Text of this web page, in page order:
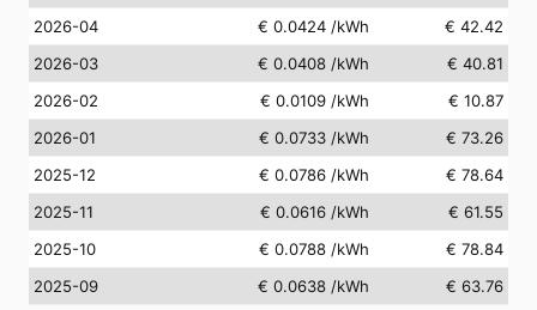
2026-04
€ 0.0424 /kWh
€ 42.42
2026-03
€ 0.0408 /kWh
€ 40.81
2026-02
€ 0.0109 /kWh
€ 10.87
2026-01
€ 0.0733 /kWh
€ 73.26
2025-12
€ 0.0786 /kWh
€ 78.64
2025-11
€ 0.0616 /kWh
€ 61.55
2025-10
€ 0.0788 /kWh
€ 78.84
2025-09
€ 0.0638 /kWh € 63.76